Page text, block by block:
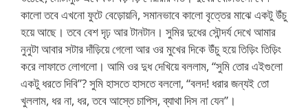
কালো তবে এখনো ফুটে বেড়োয়নি, সমানভাবে কালো বৃত্তের মাঝে একটু উঁচু
হয়ে আছে। তবে বেশ দৃঢ় আর টানটান। সুমির দুধের সৌন্দর্য দেখে আমার
নুনুটা আবার সটার দাঁড়িয়ে গেলো আর ওর মুখের দিকে উঁচু হয়ে তিড়িং তিড়িং
করে লাফাতে লোগলো। আমি ওর দুধ দেখিয়ে বললাম, “সুমি তোর এইগুলো
একটু ধরতে দিবি”? সুমি হাসতে হাসতে বললো, “বলদ! ধরার জন্যই তো
খুললাম, ধর না, ধর, তবে আস্তে চাপিস, ব্যাথা দিস না যেন”।